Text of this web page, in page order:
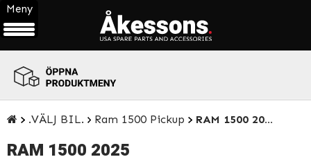
ÖPPNA
PRODUKTMENY
.VÄLJ BIL. Ram 1500 Pickup RAM 1500 2025
RAM 1500 2025
Meny